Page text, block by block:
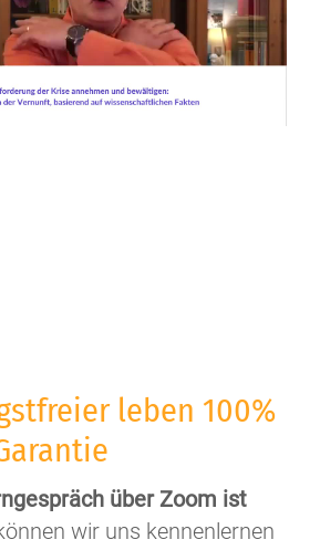
leben 100%
über Zoom ist
wir uns kennenlernen